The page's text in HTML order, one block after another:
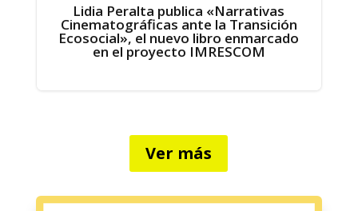
Lidia Peralta publica «Narrativas
Cinematográficas ante la Transición
Ecosocial», el nuevo libro enmarcado
en el proyecto IMRESCOM
Ver más